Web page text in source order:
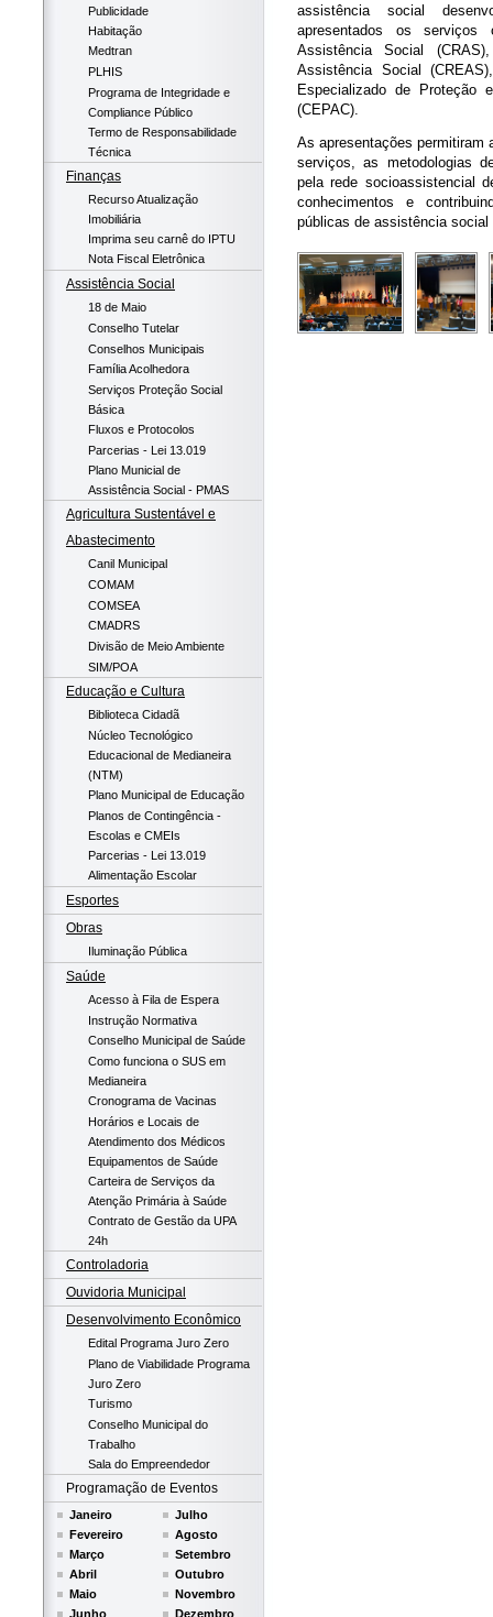
Publicidade
Habitação
Medtran
PLHIS
Programa de Integridade e
Compliance Público
Termo de Responsabilidade
Técnica
Finanças
Recurso Atualização
Imobiliária
Imprima seu carnê do IPTU
Nota Fiscal Eletrônica
Assistência Social
18 de Maio
Conselho Tutelar
Conselhos Municipais
Família Acolhedora
Serviços Proteção Social
Básica
Fluxos e Protocolos
Parcerias - Lei 13.019
Plano Municial de
Assistência Social - PMAS
Agricultura Sustentável e
Abastecimento
Canil Municipal
COMAM
COMSEA
CMADRS
Divisão de Meio Ambiente
SIM/POA
Educação e Cultura
Biblioteca Cidadã
Núcleo Tecnológico
Educacional de Medianeira
(NTM)
Plano Municipal de Educação
Planos de Contingência -
Escolas e CMEIs
Parcerias - Lei 13.019
Alimentação Escolar
Esportes
Obras
Iluminação Pública
Saúde
Acesso à Fila de Espera
Instrução Normativa
Conselho Municipal de Saúde
Como funciona o SUS em
Medianeira
Cronograma de Vacinas
Horários e Locais de
Atendimento dos Médicos
Equipamentos de Saúde
Carteira de Serviços da
Atenção Primária à Saúde
Contrato de Gestão da UPA
24h
Controladoria
Ouvidoria Municipal
Desenvolvimento Econômico
Edital Programa Juro Zero
Plano de Viabilidade Programa
Juro Zero
Turismo
Conselho Municipal do
Trabalho
Sala do Empreendedor
Programação de Eventos
Janeiro
Fevereiro
Março
Abril
Maio
Junho
Julho
Agosto
Setembro
Outubro
Novembro
Dezembro
assistência social
apresentados os serviços
Assistência Social
Assistência Social
Especializado de Proteção
(CEPAC).
As apresentações permitiram
serviços, as metodologias
pela rede socioassistencial
conhecimentos e
públicas de assistência social